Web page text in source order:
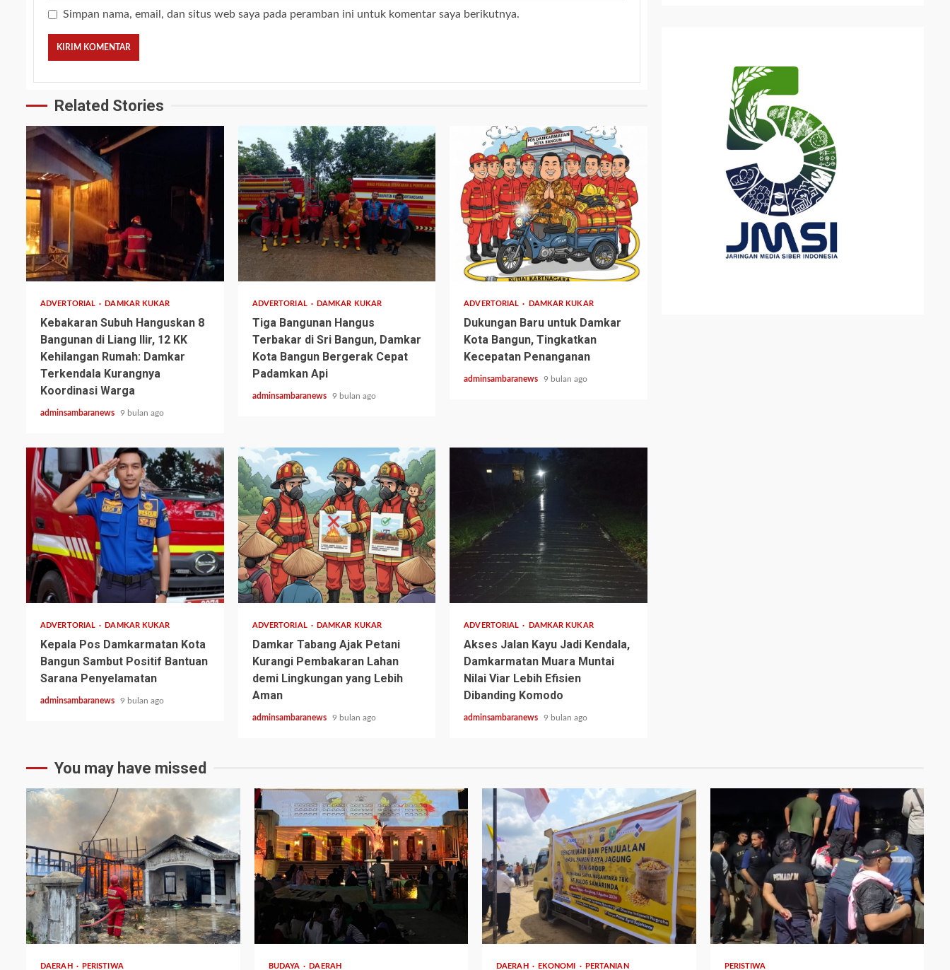
Simpan nama, email, dan situs web saya pada peramban ini untuk komentar saya berikutnya.
Related Stories
2 min read
ADVERTORIAL DAMKAR KUKAR
Kebakaran Subuh Hanguskan 8
Bangunan di Liang Ilir, 12 KK
Kehilangan Rumah: Damkar
Terkendala Kurangnya
Koordinasi Warga
adminsambaranews 9 bulan ago
1 min read
ADVERTORIAL DAMKAR KUKAR
Tiga Bangunan Hangus
Terbakar di Sri Bangun, Damkar
Kota Bangun Bergerak Cepat
Padamkan Api
adminsambaranews 9 bulan ago
1 min read
ADVERTORIAL DAMKAR KUKAR
Dukungan Baru untuk Damkar
Kota Bangun, Tingkatkan
Kecepatan Penanganan
adminsambaranews 9 bulan ago
1 min read
ADVERTORIAL DAMKAR KUKAR
Kepala Pos Damkarmatan Kota
Bangun Sambut Positif Bantuan
Sarana Penyelamatan
adminsambaranews 9 bulan ago
1 min read
ADVERTORIAL DAMKAR KUKAR
Damkar Tabang Ajak Petani
Kurangi Pembakaran Lahan
demi Lingkungan yang Lebih
Aman
adminsambaranews 9 bulan ago
2 min read
ADVERTORIAL DAMKAR KUKAR
Akses Jalan Kayu Jadi Kendala,
Damkarmatan Muara Muntai
Nilai Viar Lebih Efisien
Dibanding Komodo
adminsambaranews 9 bulan ago
You may have missed
2 min read
DAERAH PERISTIWA
3 min read
BUDAYA DAERAH
1 min read
DAERAH EKONOMI PERTANIAN
2 min read
PERISTIWA